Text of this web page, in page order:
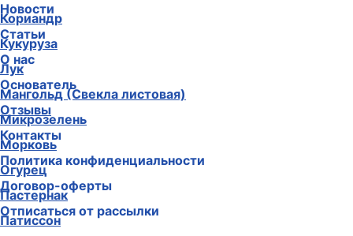
Кориандр
Кукуруза
Лук
Мангольд (Свекла листовая)
Микрозелень
Морковь
Огурец
Пастернак
Патиссон
Новости
Статьи
О нас
Основатель
Отзывы
Контакты
Политика конфиденциальности
Договор-оферты
Отписаться от рассылки